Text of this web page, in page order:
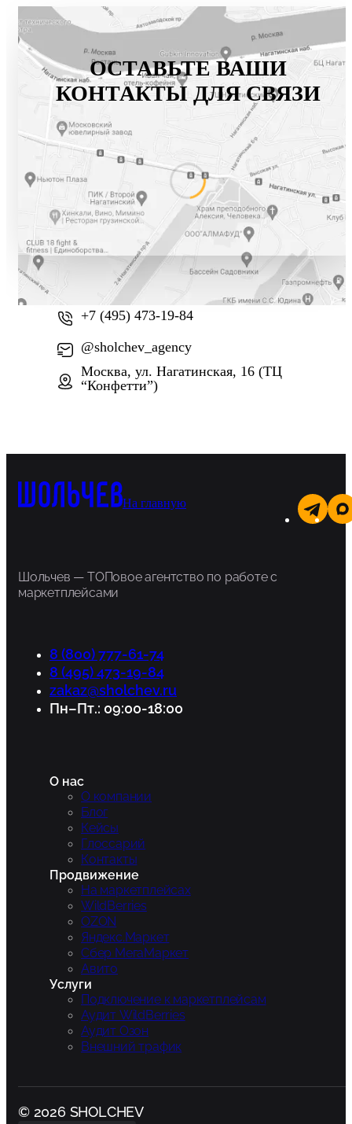
ОСТАВЬТЕ ВАШИ
КОНТАКТЫ ДЛЯ СВЯЗИ
+7 (800) 777-61-74
+7 (495) 473-19-84
@sholchev_agency
Москва, ул. Нагатинская, 16 (ТЦ
“Конфетти”)
На главную
Шольчев — ТОПовое агентство по работе с
маркетплейсами
8 (800) 777-61-74
8 (495) 473-19-84
zakaz@sholchev.ru
Пн–Пт.: 09:00-18:00
О нас
О компании
Блог
Кейсы
Глоссарий
Контакты
Продвижение
На маркетплейсах
WildBerries
OZON
Яндекс.Маркет
Сбер МегаМаркет
Авито
Услуги
Подключение к маркетплейсам
Аудит WildBerries
Аудит Озон
Внешний трафик
© 2026 SHOLCHEV